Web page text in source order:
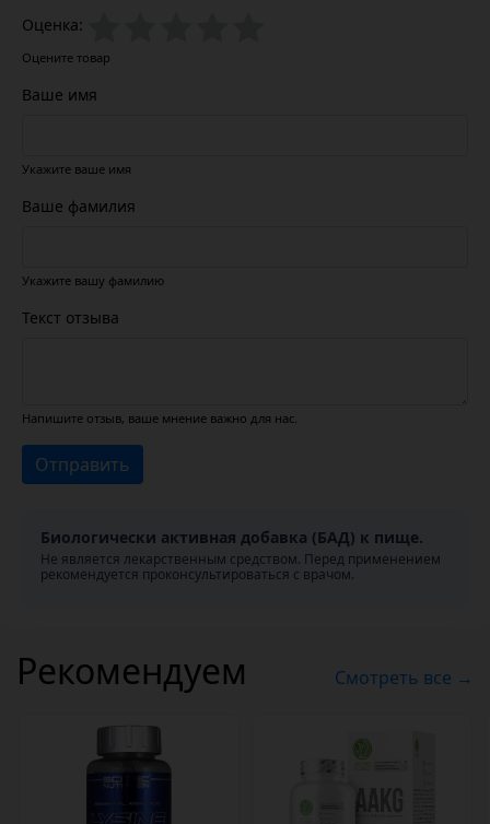
Оценка:
Оцените товар
Ваше имя
Укажите ваше имя
Ваше фамилия
Укажите вашу фамилию
Текст отзыва
Напишите отзыв, ваше мнение важно для нас.
Отправить
Биологически активная добавка (БАД) к пище.
Не является лекарственным средством. Перед применением
рекомендуется проконсультироваться с врачом.
Рекомендуем Смотреть все →